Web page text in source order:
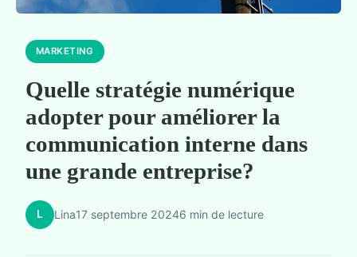
MARKETING
Quelle stratégie numérique
adopter pour améliorer la
communication interne dans
une grande entreprise?
L Lina17 septembre 20246 min de lecture